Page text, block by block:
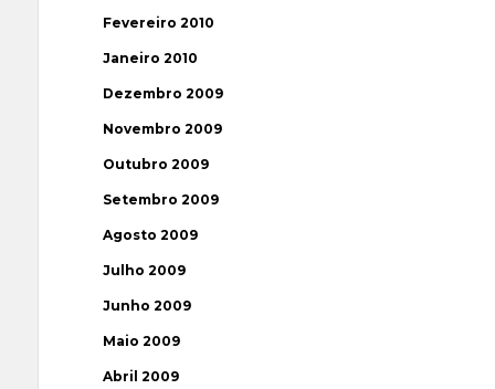
Fevereiro 2010
Janeiro 2010
Dezembro 2009
Novembro 2009
Outubro 2009
Setembro 2009
Agosto 2009
Julho 2009
Junho 2009
Maio 2009
Abril 2009